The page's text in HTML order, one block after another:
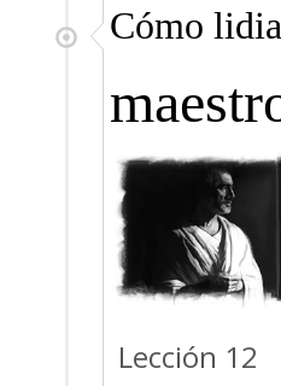
Cómo
Lección 12